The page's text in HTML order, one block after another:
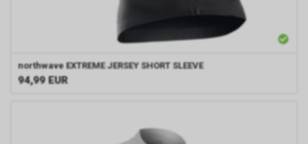
northwave EXTREME JERSEY SHORT SLEEVE
94,99 EUR